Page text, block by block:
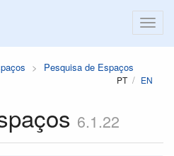
Pesquisa de Espaços
PT EN
6.1.22